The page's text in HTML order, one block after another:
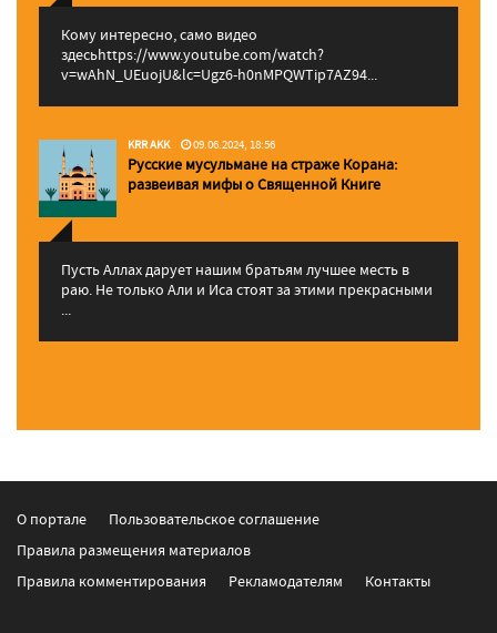
Кому интересно, само видео
здесьhttps://www.youtube.com/watch?
v=wAhN_UEuojU&lc=Ugz6-h0nMPQWTip7AZ94...
KRR AKK 09.06.2024, 18:56
Русские мусульмане на страже Корана:
pазвеивая мифы о Священной Книге
Пусть Аллах дарует нашим братьям лучшее месть в
раю. Не только Али и Иса стоят за этими прекрасными
...
О портале
Пользовательское соглашение
Правила размещения материалов
Правила комментирования
Рекламодателям Контакты